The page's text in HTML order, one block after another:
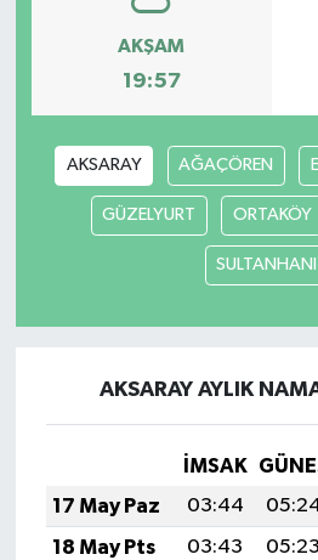
AKŞAM
19:57
AKSARAY AĞAÇÖREN
GÜZELYURT ORTAKÖY
SULTANHANI
AKSARAY AYLIK
İMSAK
17 May Paz
03:44
18 May Pts
03:43 05:23
DÜNYA